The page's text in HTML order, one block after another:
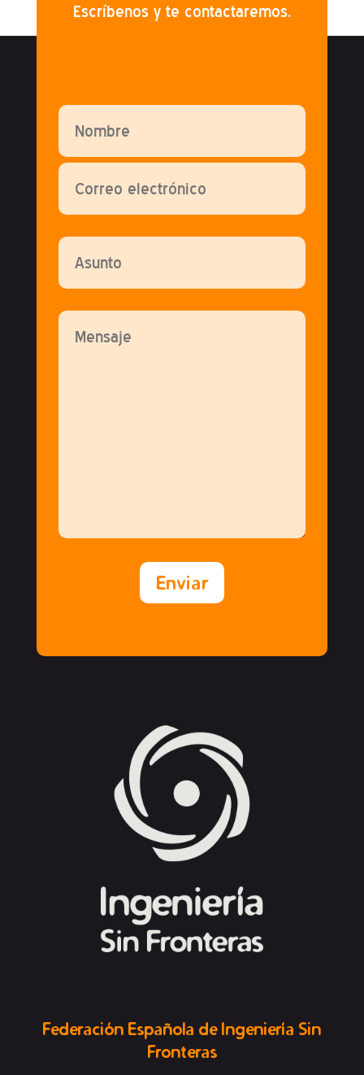
Escríbenos y te contactaremos.
Por favor, deja este campo vacío.
Federación Española de Ingeniería Sin
Fronteras